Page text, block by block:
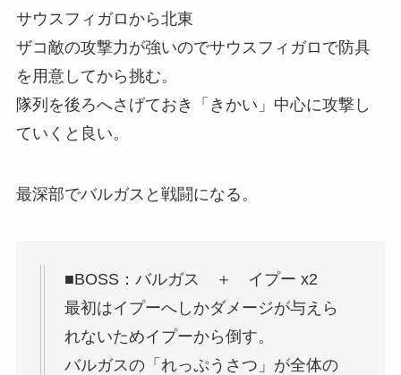
サウスフィガロから北東
ザコ敵の攻撃力が強いのでサウスフィガロで防具
を用意してから挑む。
隊列を後ろへさげておき「きかい」中心に攻撃し
ていくと良い。
最深部でバルガスと戦闘になる。
■BOSS：バルガス ＋ イプー x2
最初はイプーへしかダメージが与えら
れないためイプーから倒す。
バルガスの「れっぷうさつ」が全体の